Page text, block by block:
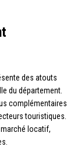
des atouts
du département.
complémentaires
touristiques.
locatif,